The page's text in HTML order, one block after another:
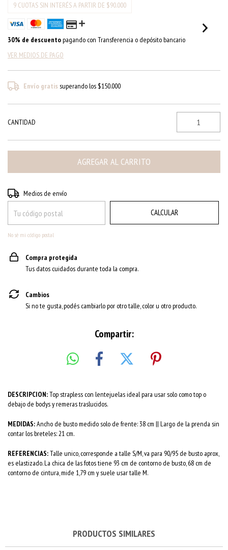
30% de descuentopagando con Transferencia o depósito bancario
VER MEDIOS DE PAGO
Envío gratissuperando los $150.000
CANTIDAD
Entregas para el CP:
Medios de envío
CALCULAR
No sé mi código postal
Compra protegida
Tus datos cuidados durante toda la compra.
Cambios
Si no te gusta, podés cambiarlo por otro talle, color u otro producto.
Compartir:
DESCRIPCION:Top strapless con lentejuelas ideal para usar solo como top o
debajo de bodys y remeras traslucidos.
MEDIDAS:Ancho de busto medido solo de frente: 38 cm || Largo de la prenda sin
contar los breteles: 21 cm.
REFERENCIAS:Talle unico, corresponde a talle S/M, va para 90/95 de busto aprox,
es elastizado. La chica de las fotos tiene 93 cm de contorno de busto, 68 cm de
contorno de cintura, mide 1,79 cm y suele usar talle M.
PRODUCTOS SIMILARES